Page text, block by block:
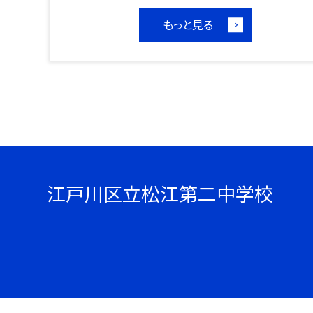
もっと見る
江戸川区立松江第二中学校